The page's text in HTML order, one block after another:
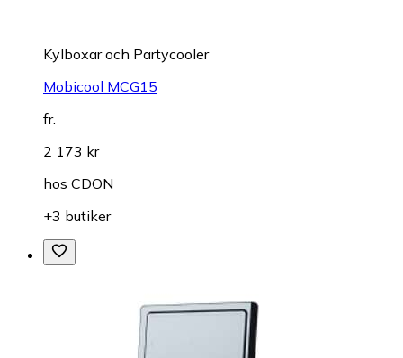
Kylboxar och Partycooler
Mobicool MCG15
fr.
2 173 kr
hos CDON
+3 butiker